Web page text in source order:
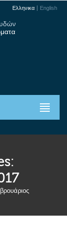
Ελληνικα English